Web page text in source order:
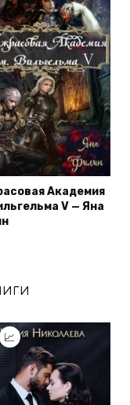
Академия
V — Яна